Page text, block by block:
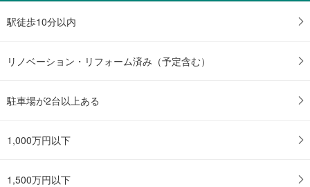
駅徒歩10分以内
リノベーション・リフォーム済み（予定含む）
駐車場が2台以上ある
1,000万円以下
1,500万円以下